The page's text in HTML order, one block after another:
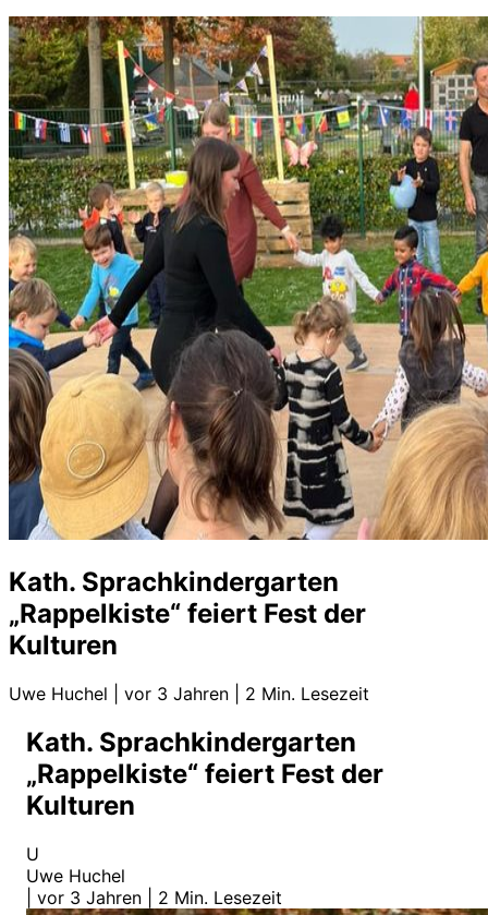
Kath. Sprachkindergarten
„Rappelkiste“ feiert Fest der
Kulturen
Uwe Huchel vor 3 Jahren 2 Min. Lesezeit
Kath. Sprachkindergarten
„Rappelkiste“ feiert Fest der
Kulturen
U
Uwe Huchel
vor 3 Jahren 2 Min. Lesezeit